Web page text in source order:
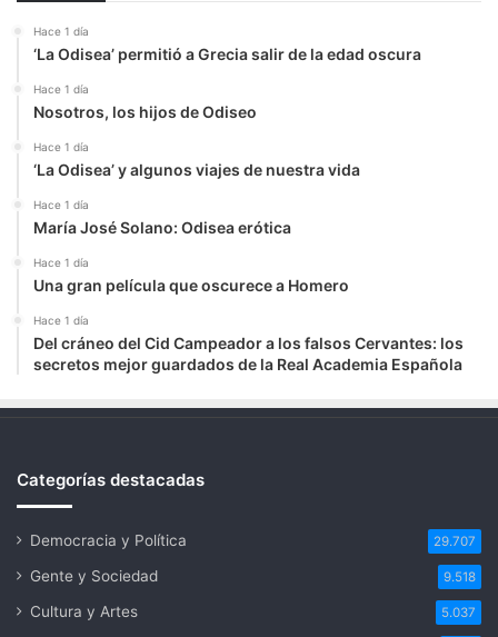
Hace 1 día
‘La Odisea’ permitió a Grecia salir de la edad oscura
Hace 1 día
Nosotros, los hijos de Odiseo
Hace 1 día
‘La Odisea’ y algunos viajes de nuestra vida
Hace 1 día
María José Solano: Odisea erótica
Hace 1 día
Una gran película que oscurece a Homero
Hace 1 día
Del cráneo del Cid Campeador a los falsos Cervantes: los
secretos mejor guardados de la Real Academia Española
Categorías destacadas
Democracia y Política 29.707
Gente y Sociedad 9.518
Cultura y Artes 5.037